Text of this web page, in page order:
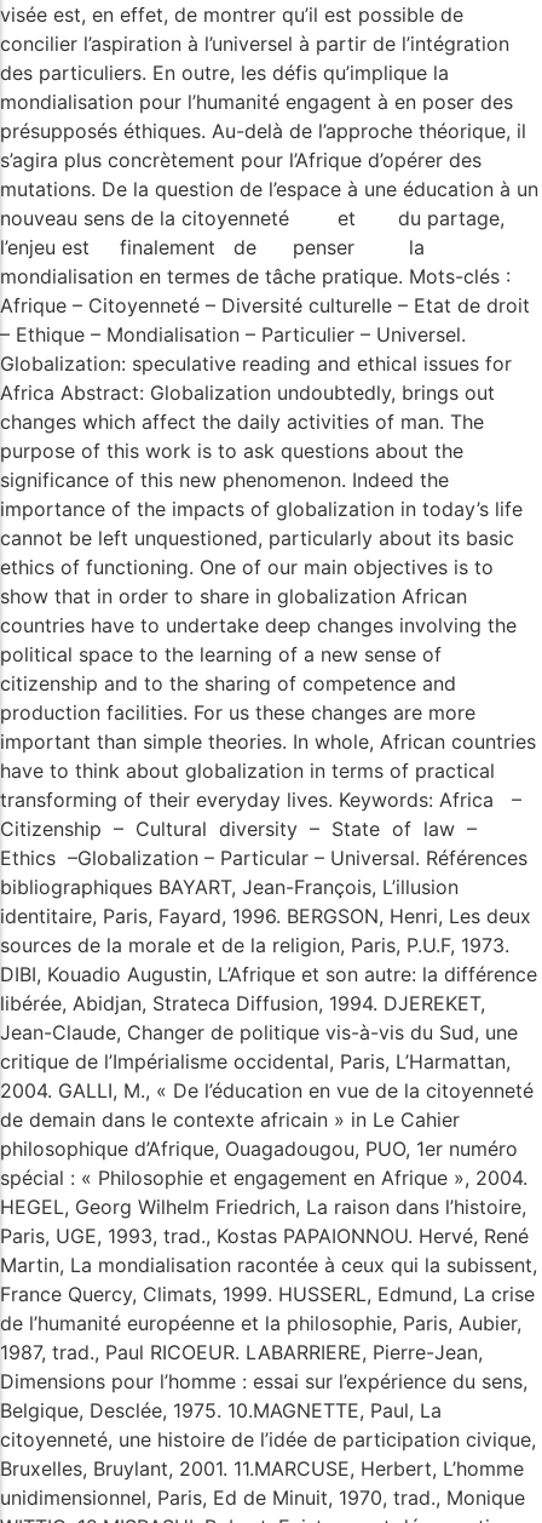
visée est, en effet, de montrer qu’il est possible de
concilier l’aspiration à l’universel à partir de l’intégration
des particuliers. En outre, les défis qu’implique la
mondialisation pour l’humanité engagent à en poser des
présupposés éthiques. Au-delà de l’approche théorique, il
s’agira plus concrètement pour l’Afrique d’opérer des
mutations. De la question de l’espace à une éducation à un
nouveau sens de la citoyenneté et du partage,
l’enjeu est finalement de penser la
mondialisation en termes de tâche pratique. Mots-clés :
Afrique – Citoyenneté – Diversité culturelle – Etat de droit
– Ethique – Mondialisation – Particulier – Universel.
Globalization: speculative reading and ethical issues for
Africa Abstract: Globalization undoubtedly, brings out
changes which affect the daily activities of man. The
purpose of this work is to ask questions about the
significance of this new phenomenon. Indeed the
importance of the impacts of globalization in today’s life
cannot be left unquestioned, particularly about its basic
ethics of functioning. One of our main objectives is to
show that in order to share in globalization African
countries have to undertake deep changes involving the
political space to the learning of a new sense of
citizenship and to the sharing of competence and
production facilities. For us these changes are more
important than simple theories. In whole, African countries
have to think about globalization in terms of practical
transforming of their everyday lives. Keywords: Africa –
Citizenship – Cultural diversity – State of law –
Ethics –Globalization – Particular – Universal. Références
bibliographiques BAYART, Jean-François, L’illusion
identitaire, Paris, Fayard, 1996. BERGSON, Henri, Les deux
sources de la morale et de la religion, Paris, P.U.F, 1973.
DIBI, Kouadio Augustin, L’Afrique et son autre: la différence
libérée, Abidjan, Strateca Diffusion, 1994. DJEREKET,
Jean-Claude, Changer de politique vis-à-vis du Sud, une
critique de l’Impérialisme occidental, Paris, L’Harmattan,
2004. GALLI, M., « De l’éducation en vue de la citoyenneté
de demain dans le contexte africain » in Le Cahier
philosophique d’Afrique, Ouagadougou, PUO, 1er numéro
spécial : « Philosophie et engagement en Afrique », 2004.
HEGEL, Georg Wilhelm Friedrich, La raison dans l’histoire,
Paris, UGE, 1993, trad., Kostas PAPAIONNOU. Hervé, René
Martin, La mondialisation racontée à ceux qui la subissent,
France Quercy, Climats, 1999. HUSSERL, Edmund, La crise
de l’humanité européenne et la philosophie, Paris, Aubier,
1987, trad., Paul RICOEUR. LABARRIERE, Pierre-Jean,
Dimensions pour l’homme : essai sur l’expérience du sens,
Belgique, Desclée, 1975. 10.MAGNETTE, Paul, La
citoyenneté, une histoire de l’idée de participation civique,
Bruxelles, Bruylant, 2001. 11.MARCUSE, Herbert, L’homme
unidimensionnel, Paris, Ed de Minuit, 1970, trad., Monique